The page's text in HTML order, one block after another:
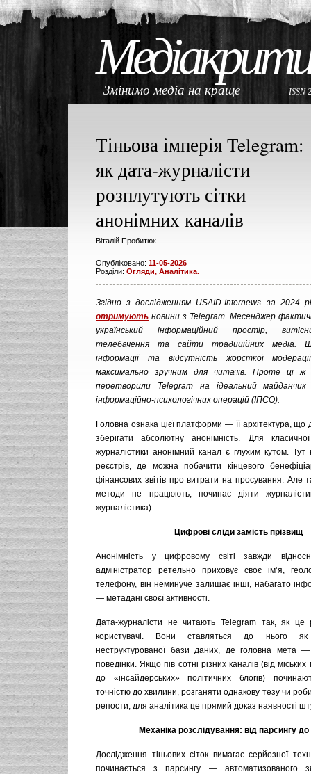
Змінимо медіа на краще ISSN
Тіньова імперія Telegram:
як дата-журналісти
розплутують сітки
анонімних каналів
Віталій Пробитюк
Опубліковано: 11-05-2026
Розділи: Огляди, Аналітика.
Згідно з дослідженням USAID-Internews за 2024
отримують новини з Telegram. Месенджер
український інформаційний простір,
телебачення та сайти традиційних медіа.
інформації та відсутність жорсткої
максимально зручним для читачів. Проте ці ж
перетворили Telegram на ідеальний
інформаційно-психологічних операцій (ІПСО).
Головна ознака цієї платформи — її архітектура, що
зберігати абсолютну анонімність. Для класичної
журналістики анонімний канал є глухим кутом.
реєстрів, де можна побачити кінцевого
фінансових звітів про витрати на просування. Але
методи не працюють, починає діяти
журналістика).
Цифрові сліди замість прізвищ
Анонімність у цифровому світі завжди
адміністратор ретельно приховує своє ім’я,
телефону, він неминуче залишає інші, набагато
— метадані своєї активності.
Дата-журналісти не читають Telegram так, як це
користувачі. Вони ставляться до нього як
неструктурованої бази даних, де головна мета —
поведінки. Якщо пів сотні різних каналів (від
до «інсайдерських» політичних блогів)
точністю до хвилини, розганяти однакову тезу чи
репости, для аналітика це прямий доказ наявності
Механіка розслідування: від парсингу до
Дослідження тіньових сіток вимагає серйозної
починається з парсингу — автоматизованого